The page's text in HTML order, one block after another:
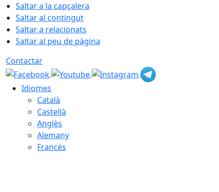
Saltar a la capçalera
Saltar al contingut
Saltar a relacionats
Saltar al peu de pàgina
Contactar
Idiomes
Català
Castellà
Anglès
Alemany
Francès